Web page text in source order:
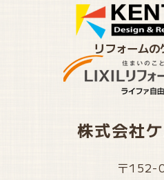
リフォーム
株式会社
〒152-